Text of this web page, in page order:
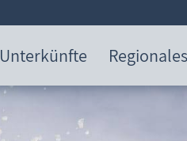
Unterkünfte Regionales